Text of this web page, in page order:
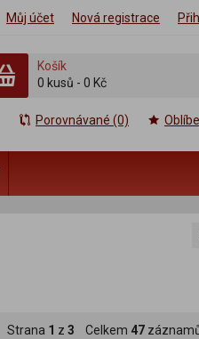
Můj účet Nová registrace
Košík
0 kusů - 0 Kč
Porovnávané (0)
Strana 1 z 3 Celkem 47